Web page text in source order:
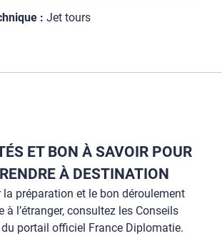
: Jet tours
ET BON À SAVOIR POUR
À DESTINATION
préparation et le bon déroulement
à l’étranger, consultez les Conseils
portail officiel France Diplomatie.